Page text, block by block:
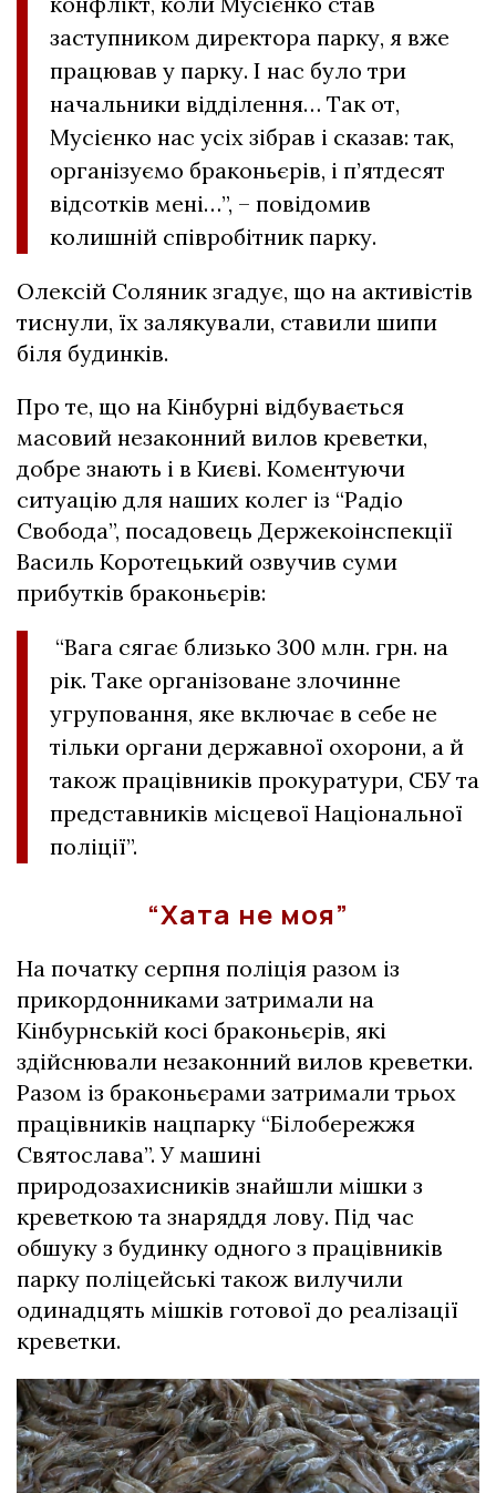
заступником директора парку, я вже
працював у парку. І нас було три
начальники відділення… Так от,
Мусієнко нас усіх зібрав і сказав: так,
організуємо браконьєрів, і п’ятдесят
відсотків мені…”, – повідомив
колишній співробітник парку.
Олексій Соляник згадує, що на активістів
тиснули, їх залякували, ставили шипи
біля будинків.
Про те, що на Кінбурні відбувається
масовий незаконний вилов креветки,
добре знають і в Києві. Коментуючи
ситуацію для наших колег із “Радіо
Свобода”, посадовець Держекоінспекції
Василь Коротецький озвучив суми
прибутків браконьєрів:
“Вага сягає близько 300 млн. грн. на
рік. Таке організоване злочинне
угруповання, яке включає в себе не
тільки органи державної охорони, а й
також працівників прокуратури, СБУ та
представників місцевої Національної
поліції”.
“Хата не моя”
На початку серпня поліція разом із
прикордонниками затримали на
Кінбурнській косі браконьєрів, які
здійснювали незаконний вилов креветки.
Разом із браконьєрами затримали трьох
працівників нацпарку “Білобережжя
Святослава”. У машині
природозахисників знайшли мішки з
креветкою та знаряддя лову. Під час
обшуку з будинку одного з працівників
парку поліцейські також вилучили
одинадцять мішків готової до реалізації
креветки.